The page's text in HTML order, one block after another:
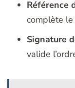
Référence
complète
Signature
valide